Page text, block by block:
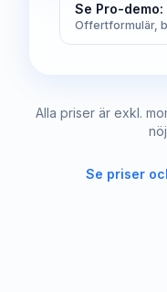
Se Pro-demo:
Offertformulär,
Alla priser är exkl.
Se priser